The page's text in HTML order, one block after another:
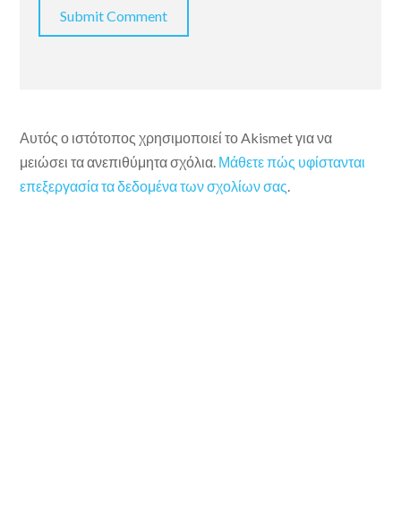
Αυτός ο ιστότοπος χρησιμοποιεί το Akismet για να
μειώσει τα ανεπιθύμητα σχόλια. Μάθετε πώς υφίστανται
επεξεργασία τα δεδομένα των σχολίων σας.